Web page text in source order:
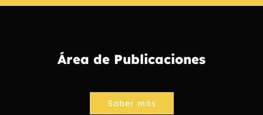
Área de Publicaciones
Saber más